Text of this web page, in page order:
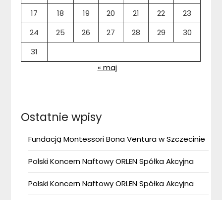
17
18 19 20 21 22
23
24
25 26 27 28 29
30
31
« maj
Ostatnie wpisy
Fundacją Montessori Bona Ventura w Szczecinie
Polski Koncern Naftowy ORLEN Spółka Akcyjna
Polski Koncern Naftowy ORLEN Spółka Akcyjna